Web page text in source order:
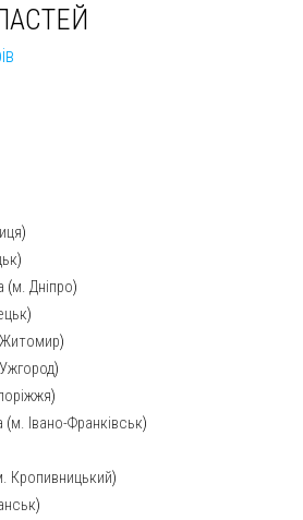
)
)
(м. Дніпро)
)
)
)
)
(м. Івано-Франківськ)
Кропивницький)
)